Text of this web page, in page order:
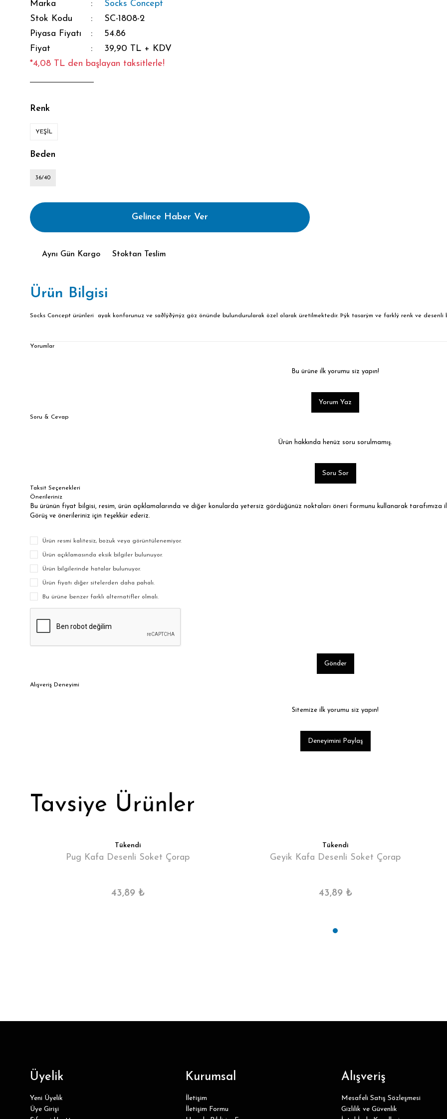
Marka
Socks Concept
Stok Kodu
SC-1808-2
Piyasa Fiyatı
54.86
Fiyat
39,90 TL + KDV
*4,08 TL den başlayan taksitlerle!
Renk
YEŞİL
Beden
36/40
Gelince Haber Ver
Aynı Gün Kargo Stoktan Teslim
Ürün Bilgisi
Socks Concept ürünleri ayak konforunuz ve saðlýðýnýz göz önünde bulundurularak özel olarak üretilmektedir. Þýk tasarým ve farklý renk ve
Yorumlar
Bu ürüne ilk yorumu siz yapın!
Yorum Yaz
Soru & Cevap
Ürün hakkında henüz soru sorulmamış.
Soru Sor
Taksit Seçenekleri
Önerileriniz
Bu ürünün fiyat bilgisi, resim, ürün açıklamalarında ve diğer konularda yetersiz gördüğünüz noktaları öneri formunu kullanarak tarafımıza
Görüş ve önerileriniz için teşekkür ederiz.
Ürün resmi kalitesiz, bozuk veya görüntülenemiyor.
Ürün açıklamasında eksik bilgiler bulunuyor.
Ürün bilgilerinde hatalar bulunuyor.
Ürün fiyatı diğer sitelerden daha pahalı.
Bu ürüne benzer farklı alternatifler olmalı.
Gönder
Alışveriş Deneyimi
Sitemize ilk yorumu siz yapın!
Deneyimini Paylaş
Tavsiye Ürünler
Tükendi
Pug Kafa Desenli Soket Çorap
43,89 ₺
Tükendi
Geyik Kafa Desenli Soket Çorap
43,89 ₺
Üyelik
Yeni Üyelik
Üye Girişi
Kurumsal
İletişim
İletişim Formu
Alışveriş
Mesafeli Satış Sözleşmesi
Gizlilik ve Güvenlik